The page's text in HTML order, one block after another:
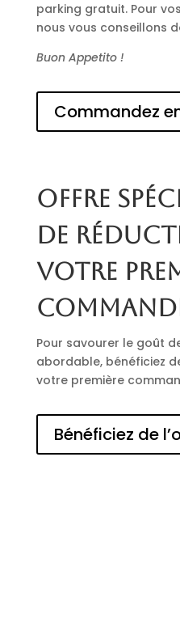
parking gratuit. Pour
nous vous conseillons
Buon Appetito !
Commandez
Offre
de
votre
Pour savourer le goût
abordable, bénéficiez
votre première
Bénéficiez de